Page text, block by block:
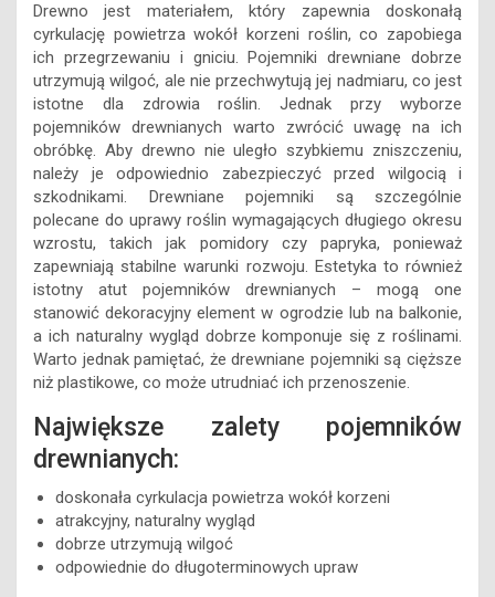
Drewno jest materiałem, który zapewnia doskonałą
cyrkulację powietrza wokół korzeni roślin, co zapobiega
ich przegrzewaniu i gniciu. Pojemniki drewniane dobrze
utrzymują wilgoć, ale nie przechwytują jej nadmiaru, co jest
istotne dla zdrowia roślin. Jednak przy wyborze
pojemników drewnianych warto zwrócić uwagę na ich
obróbkę. Aby drewno nie uległo szybkiemu zniszczeniu,
należy je odpowiednio zabezpieczyć przed wilgocią i
szkodnikami. Drewniane pojemniki są szczególnie
polecane do uprawy roślin wymagających długiego okresu
wzrostu, takich jak pomidory czy papryka, ponieważ
zapewniają stabilne warunki rozwoju. Estetyka to również
istotny atut pojemników drewnianych – mogą one
stanowić dekoracyjny element w ogrodzie lub na balkonie,
a ich naturalny wygląd dobrze komponuje się z roślinami.
Warto jednak pamiętać, że drewniane pojemniki są cięższe
niż plastikowe, co może utrudniać ich przenoszenie.
Największe zalety pojemników
drewnianych:
doskonała cyrkulacja powietrza wokół korzeni
atrakcyjny, naturalny wygląd
dobrze utrzymują wilgoć
odpowiednie do długoterminowych upraw